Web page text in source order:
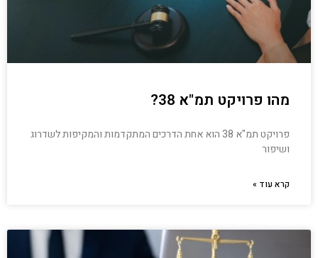
מהו פרויקט תמ"א 38?
פרויקט תמ"א 38 הוא אחת הדרכים המתקדמות והמקיפות לשדרוג
ושיפור
קרא עוד »